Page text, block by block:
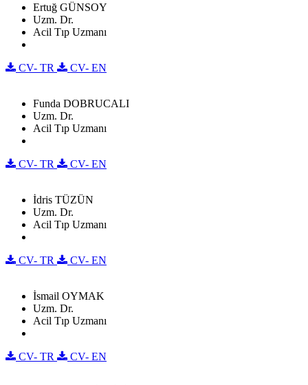
Ertuğ GÜNSOY
Uzm. Dr.
Acil Tıp Uzmanı
CV- TR CV- EN
Funda DOBRUCALI
Uzm. Dr.
Acil Tıp Uzmanı
CV- TR CV- EN
İdris TÜZÜN
Uzm. Dr.
Acil Tıp Uzmanı
CV- TR CV- EN
İsmail OYMAK
Uzm. Dr.
Acil Tıp Uzmanı
CV- TR CV- EN